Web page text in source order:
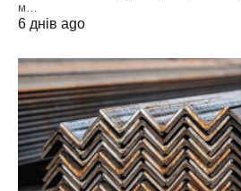
м…
6 днів ago